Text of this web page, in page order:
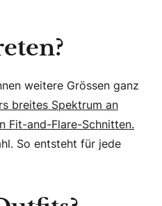
weitere Grössen ganz
breites Spektrum an
Fit-and-Flare-Schnitten.
So entsteht für jede